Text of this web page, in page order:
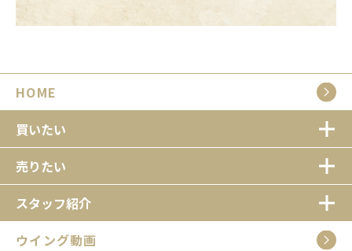
HOME
買いたい
売りたい
スタッフ紹介
ウイング動画